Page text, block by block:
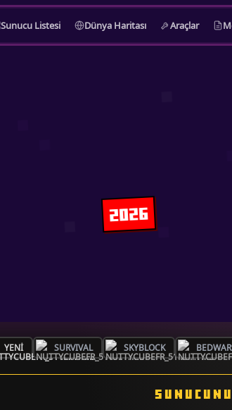
Sunucu Listesi Dünya Haritası Araçlar
2026
YENI SURVIVAL SKYBLOCK